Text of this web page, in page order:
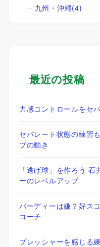
九州・沖縄(4)
最近の投稿
力感コントロールをセ
セパレート状態の練習
ブの動き
「逃げ球」を作ろう
ーのレベルアップ
バーディーは嫌？好ス
コーチ
プレッシャーを感じる